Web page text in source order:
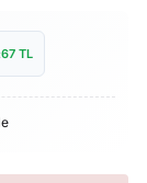
67 TL